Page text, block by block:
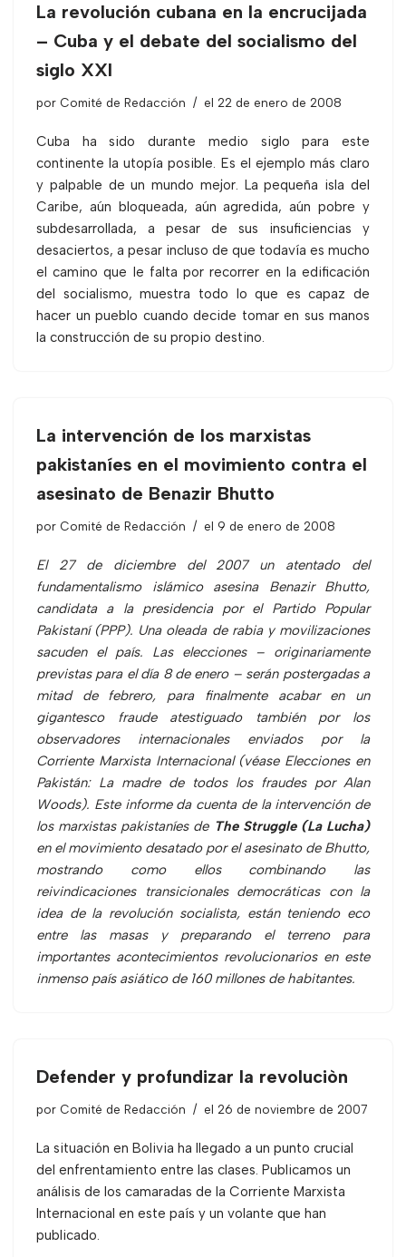
La revolución cubana en la encrucijada
– Cuba y el debate del socialismo del
siglo XXI
por Comité de Redacción el 22 de enero de 2008
Cuba ha sido durante medio siglo para este
continente la utopía posible. Es el ejemplo más claro
y palpable de un mundo mejor. La pequeña isla del
Caribe, aún bloqueada, aún agredida, aún pobre y
subdesarrollada, a pesar de sus insuficiencias y
desaciertos, a pesar incluso de que todavía es mucho
el camino que le falta por recorrer en la edificación
del socialismo, muestra todo lo que es capaz de
hacer un pueblo cuando decide tomar en sus manos
la construcción de su propio destino.
La intervención de los marxistas
pakistaníes en el movimiento contra el
asesinato de Benazir Bhutto
por Comité de Redacción el 9 de enero de 2008
El 27 de diciembre del 2007 un atentado del
fundamentalismo islámico asesina Benazir Bhutto,
candidata a la presidencia por el Partido Popular
Pakistaní (PPP). Una oleada de rabia y movilizaciones
sacuden el país. Las elecciones – originariamente
previstas para el día 8 de enero – serán postergadas a
mitad de febrero, para finalmente acabar en un
gigantesco fraude atestiguado también por los
observadores internacionales enviados por la
Corriente Marxista Internacional (véase Elecciones en
Pakistán: La madre de todos los fraudespor Alan
Woods). Este informe da cuenta de la intervención de
los marxistas pakistaníes de The Struggle (La Lucha)
en el movimiento desatado por el asesinato de Bhutto,
mostrando como ellos combinando las
reivindicaciones transicionales democráticas con la
idea de la revolución socialista, están teniendo eco
entre las masas y preparando el terreno para
importantes acontecimientos revolucionarios en este
inmenso país asiático de 160 millones de habitantes.
Defender y profundizar la revoluciòn
por Comité de Redacción el 26 de noviembre de 2007
La situación en Bolivia ha llegado a un punto crucial
del enfrentamiento entre las clases. Publicamos un
análisis de los camaradas de la Corriente Marxista
Internacional en este país y un volante que han
publicado.